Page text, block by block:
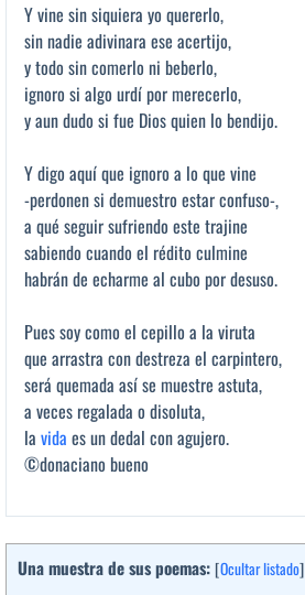
Y vine sin siquiera yo quererlo,
sin nadie adivinara ese acertijo,
y todo sin comerlo ni beberlo,
ignoro si algo urdí por merecerlo,
y aun dudo si fue Dios quien lo bendijo.
Y digo aquí que ignoro a lo que vine
-perdonen si demuestro estar confuso-,
a qué seguir sufriendo este trajine
sabiendo cuando el rédito culmine
habrán de echarme al cubo por desuso.
Pues soy como el cepillo a la viruta
que arrastra con destreza el carpintero,
será quemada así se muestre astuta,
a veces regalada o disoluta,
la vida es un dedal con agujero.
©donaciano bueno
Una muestra de sus poemas: [Ocultar listado]